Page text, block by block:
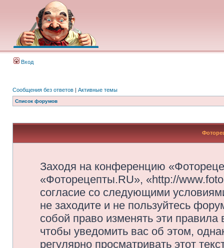
Вход
Сообщения без ответов | Активные темы
Список форумов
Заходя на конференцию
«Фоторецепты.RU», «http://
согласие со следующими
не заходите и не пользуйтесь
собой право изменять эти
чтобы уведомить вас об этом,
регулярно просматривать этот